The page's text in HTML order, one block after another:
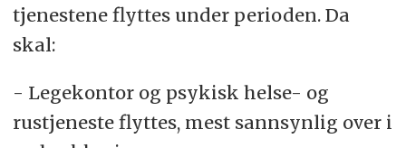
tjenestene flyttes under perioden. Da
skal:
- Legekontor og psykisk helse- og
rustjeneste flyttes, mest sannsynlig over i